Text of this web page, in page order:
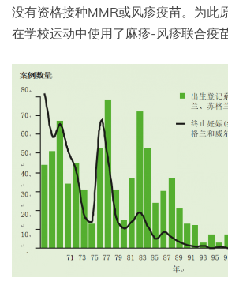
没有资格接种MMR或风疹疫苗。为此
在学校运动中使用了麻疹-风疹联合疫